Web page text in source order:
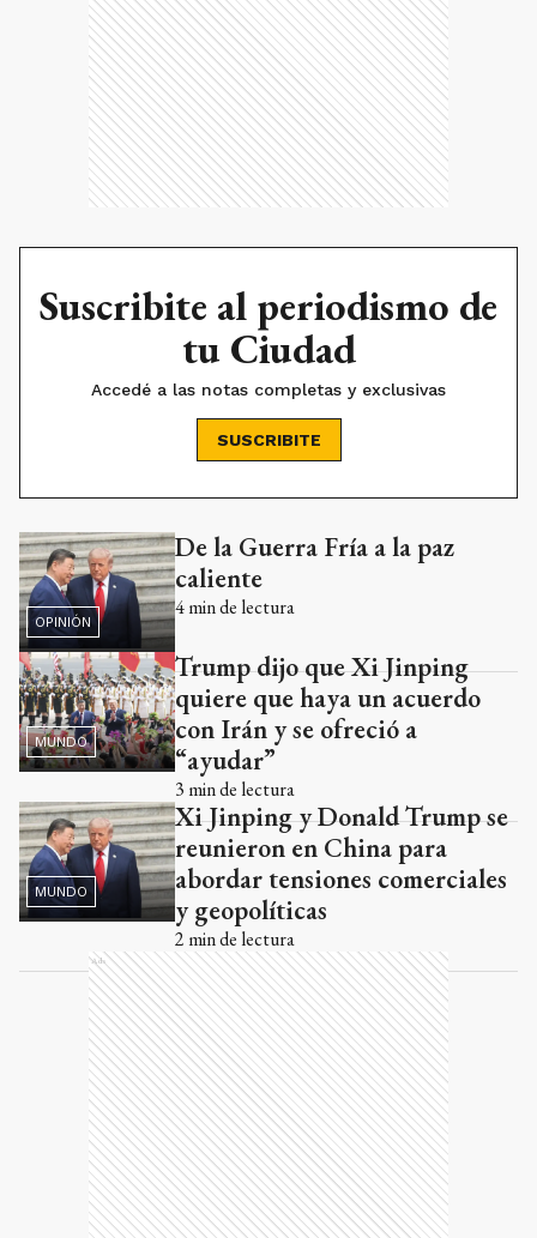
Suscribite al periodismo de
tu Ciudad
Accedé a las notas completas y exclusivas
SUSCRIBITE
OPINIÓN
De la Guerra Fría a la paz
caliente
4min de lectura
MUNDO
Trump dijo que Xi Jinping
quiere que haya un acuerdo
con Irán y se ofreció a
“ayudar”
3 min de lectura
MUNDO
Xi Jinping y Donald Trump se
reunieron en China para
abordar tensiones comerciales
y geopolíticas
2 min de lectura
Ads